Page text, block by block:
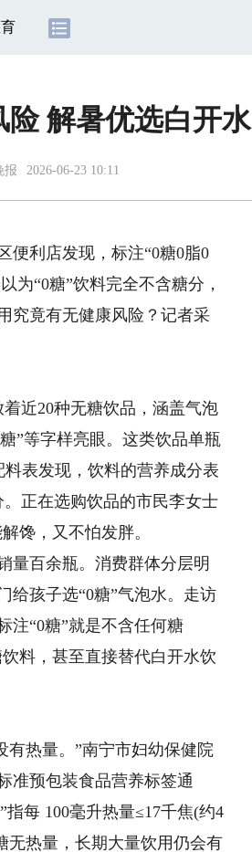
险 解暑优选白开水
报 2026-06-23 10:11
利店发现，标注“0糖0脂0
为“0糖”饮料完全不含糖分，
究竟有无健康风险？记者采
近20种无糖饮品，涵盖气泡
”等字样亮眼。这类饮品单瓶
表发现，饮料的营养成分表
正在选购饮品的市民李女士
馋，又不怕发胖。
百余瓶。消费群体分层明
给孩子选“0糖”气泡水。走访
注“0糖”就是不含任何糖
料，甚至直接替代白开水饮
热量。”南宁市妇幼保健院
准预包装食品营养标签通
指每 100毫升热量≤17千焦(约4
无热量，长期大量饮用仍会有